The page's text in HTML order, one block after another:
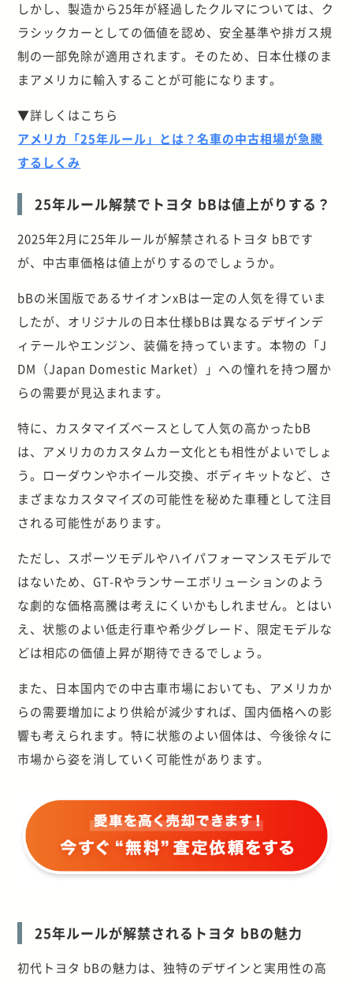
しかし、製造から25年が経過したクルマについては、ク
ラシックカーとしての価値を認め、安全基準や排ガス規
制の一部免除が適用されます。そのため、日本仕様のま
まアメリカに輸入することが可能になります。
▼詳しくはこちら
アメリカ「25年ルール」とは？名車の中古相場が急騰
するしくみ
25年ルール解禁でトヨタ bBは値上がりする？
2025年2月に25年ルールが解禁されるトヨタ bBです
が、中古車価格は値上がりするのでしょうか。
bBの米国版であるサイオンxBは一定の人気を得ていま
したが、オリジナルの日本仕様bBは異なるデザインデ
ィテールやエンジン、装備を持っています。本物の「J
DM（Japan Domestic Market）」への憧れを持つ層か
らの需要が見込まれます。
特に、カスタマイズベースとして人気の高かったbB
は、アメリカのカスタムカー文化とも相性がよいでしょ
う。ローダウンやホイール交換、ボディキットなど、さ
まざまなカスタマイズの可能性を秘めた車種として注目
される可能性があります。
ただし、スポーツモデルやハイパフォーマンスモデルで
はないため、GT-Rやランサーエボリューションのよう
な劇的な価格高騰は考えにくいかもしれません。とはい
え、状態のよい低走行車や希少グレード、限定モデルな
どは相応の価値上昇が期待できるでしょう。
また、日本国内での中古車市場においても、アメリカか
らの需要増加により供給が減少すれば、国内価格への影
響も考えられます。特に状態のよい個体は、今後徐々に
市場から姿を消していく可能性があります。
25年ルールが解禁されるトヨタ bBの魅力
初代トヨタ bBの魅力は、独特のデザインと実用性の高